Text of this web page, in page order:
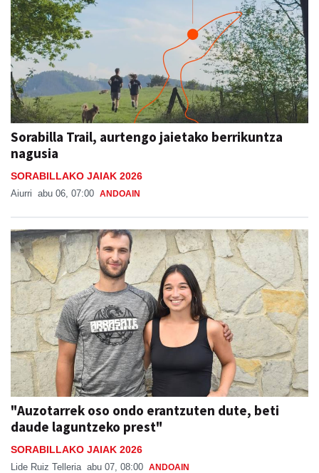
Sorabilla Trail, aurtengo jaietako berrikuntza
nagusia
SORABILLAKO JAIAK 2026
Aiurri abu 06, 07:00 ANDOAIN
"Auzotarrek oso ondo erantzuten dute, beti
daude laguntzeko prest"
SORABILLAKO JAIAK 2026
Lide Ruiz Telleria abu 07, 08:00 ANDOAIN